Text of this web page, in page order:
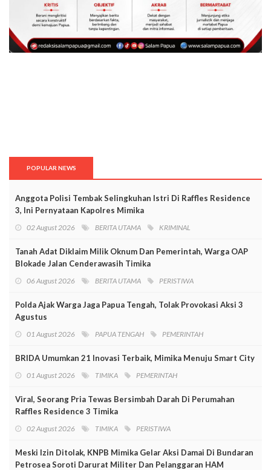
POPULAR NEWS
Anggota Polisi Tembak Selingkuhan Istri Di Raffles Residence
3, Ini Pernyataan Kapolres Mimika
02 August 2026 BERITA UTAMA KRIMINAL
Tanah Adat Diklaim Milik Oknum Dan Pemerintah, Warga OAP
Blokade Jalan Cenderawasih Timika
06 August 2026 BERITA UTAMA PERISTIWA
Polda Ajak Warga Jaga Papua Tengah, Tolak Provokasi Aksi 3
Agustus
01 August 2026 PAPUA TENGAH PEMERINTAH
BRIDA Umumkan 21 Inovasi Terbaik, Mimika Menuju Smart City
01 August 2026 TIMIKA PEMERINTAH
Viral, Seorang Pria Tewas Bersimbah Darah Di Perumahan
Raffles Residence 3 Timika
02 August 2026 TIMIKA PERISTIWA
Meski Izin Ditolak, KNPB Mimika Gelar Aksi Damai Di Bundaran
Petrosea Soroti Darurat Militer Dan Pelanggaran HAM